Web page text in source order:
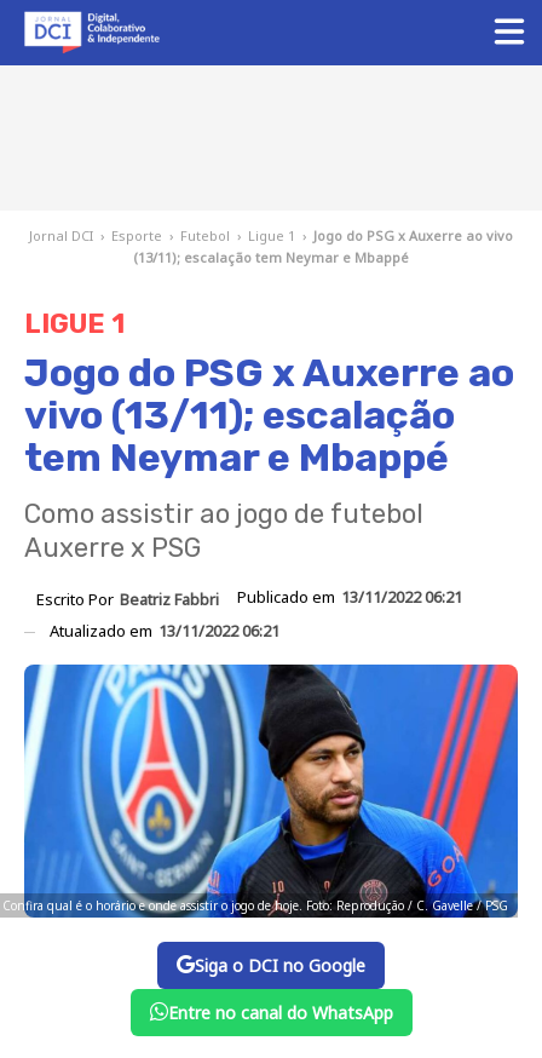
Jornal DCI › Esporte › Futebol › Ligue 1 › Jogo do PSG x Auxerre ao vivo
(13/11); escalação tem Neymar e Mbappé
LIGUE 1
Jogo do PSG x Auxerre ao
vivo (13/11); escalação
tem Neymar e Mbappé
Como assistir ao jogo de futebol
Auxerre x PSG
Escrito Por Beatriz Fabbri Publicado em 13/11/2022 06:21
Atualizado em 13/11/2022 06:21
Confira qual é o horário e onde assistir o jogo de hoje. Foto: Reprodução / C. Gavelle / PSG
Siga o DCI no Google
Entre no canal do WhatsApp